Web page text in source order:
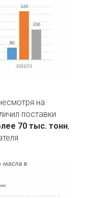
на
поставки
70 тыс. тонн,